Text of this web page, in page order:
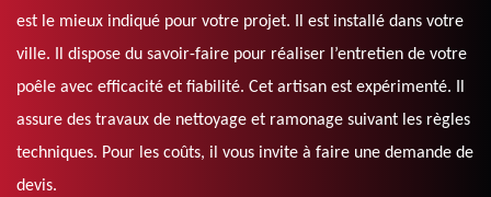
est le mieux indiqué pour votre projet. Il est installé dans votre
ville. Il dispose du savoir-faire pour réaliser l’entretien de votre
poêle avec efficacité et fiabilité. Cet artisan est expérimenté. Il
assure des travaux de nettoyage et ramonage suivant les règles
techniques. Pour les coûts, il vous invite à faire une demande de
devis.